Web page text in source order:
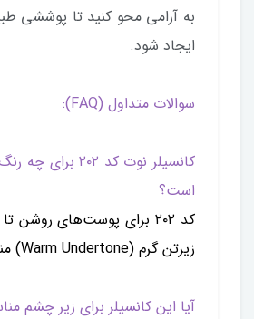
به آرامی محو کنید تا پوششی
ایجاد شود.
سوالات متداول (FAQ):
کانسیلر نوت کد
است؟
کد ۲۰۲ برای پوست‌های روشن
زیرتن گرم (Warm Undertone) مناسب است.
آیا این کانسیلر برای زیر چشم